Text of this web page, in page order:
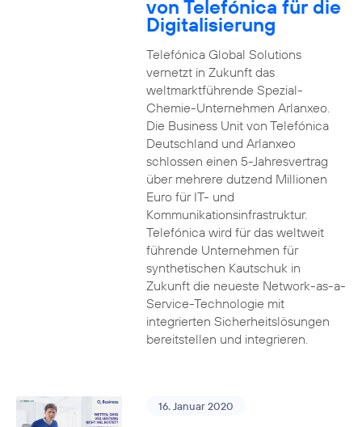
von Telefónica für die
Digitalisierung
Telefónica Global Solutions
vernetzt in Zukunft das
weltmarktführende Spezial-
Chemie-Unternehmen Arlanxeo.
Die Business Unit von Telefónica
Deutschland und Arlanxeo
schlossen einen 5-Jahresvertrag
über mehrere dutzend Millionen
Euro für IT- und
Kommunikationsinfrastruktur.
Telefónica wird für das weltweit
führende Unternehmen für
synthetischen Kautschuk in
Zukunft die neueste Network-as-a-
Service-Technologie mit
integrierten Sicherheitslösungen
bereitstellen und integrieren.
16. Januar 2020